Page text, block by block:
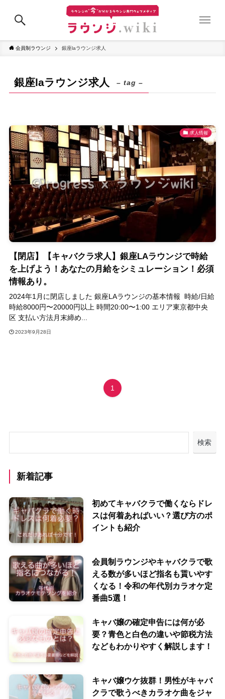
会員制ラウンジ 銀座laラウンジ求人
銀座laラウンジ求人 – tag –
求人情報
【閉店】【キャバクラ求人】銀座LAラウンジで時給
を上げよう！あなたの月給をシミュレーション！必須
情報あり。
2024年1月に閉店しました 銀座LAラウンジの基本情報 時給/日給
時給8000円〜20000円以上 時間20:00〜1:00 エリア東京都中央
区 支払い方法月末締め...
2023年9月28日
1
検索
新着記事
初めてキャバクラで働くならドレ
スは何着あればいい？選び方のポ
イントも紹介
会員制ラウンジやキャバクラで歌
える数が多いほど指名も貰いやす
くなる！令和の年代別カラオケ定
番曲5選！
キャバ嬢の確定申告には何が必
要？青色と白色の違いや節税方法
などもわかりやすく解説します！
キャバ嬢ウケ抜群！男性がキャバ
クラで歌うべきカラオケ曲をジャ